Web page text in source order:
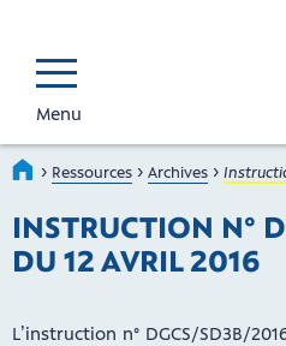
Menu
Accueil
› Ressources › Archives ›
INSTRUCTION N°
DU 12 AVRIL 2016
L’instruction n° DGCS/SD3B/